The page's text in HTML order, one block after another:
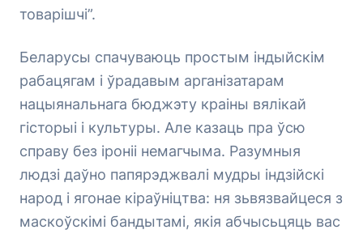
товарішчі”.
Беларусы спачуваюць простым індыйскім
рабацягам і ўрадавым арганізатарам
нацыянальнага бюджэту краіны вялікай
гісторыі і культуры. Але казаць пра ўсю
справу без іроніі немагчыма. Разумныя
людзі даўно папярэджвалі мудры індзійскі
народ і ягонае кіраўніцтва: ня зьвязвайцеся з
маскоўскімі бандытамі, якія абчысьцяць вас